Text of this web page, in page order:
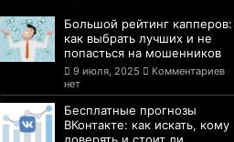
Большой рейтинг капперов:
как выбрать лучших и не
попасться на мошенников
9 июля, 2025
Комментариев
нет
Бесплатные прогнозы
ВКонтакте: как искать, кому